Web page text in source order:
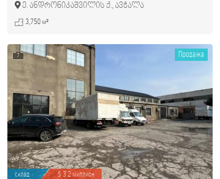
ე. ანდრონიკაშვილის ქ., ავჭალა
3,750 м²
7 Продажа
склад $ 3.2 миллион